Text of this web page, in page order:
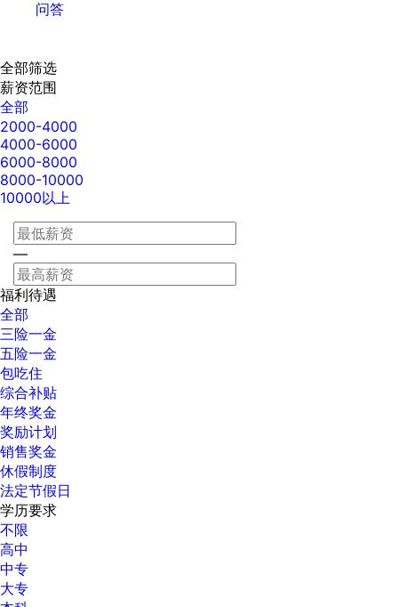
问答
全部筛选
薪资范围
全部
2000-4000
4000-6000
6000-8000
8000-10000
10000以上
—
福利待遇
全部
三险一金
五险一金
包吃住
综合补贴
年终奖金
奖励计划
销售奖金
休假制度
法定节假日
学历要求
不限
高中
中专
大专